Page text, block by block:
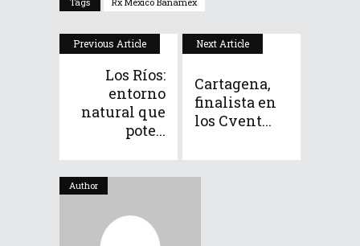
Previous Article
Los Ríos:
entorno
natural que
pote...
Next Article
Cartagena,
finalista en
los Cvent...
Author